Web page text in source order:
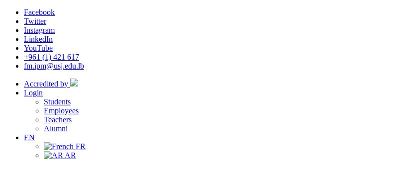
Facebook
Twitter
Instagram
LinkedIn
YouTube
+961 (1) 421 617
fm.ipm@usj.edu.lb
Accredited by
Login
Students
Employees
Teachers
Alumni
EN
FR
AR